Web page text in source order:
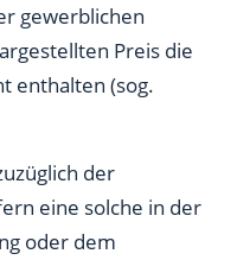
gewerblichen
Preis die
enthalten (sog.
der
eine solche in der
oder dem